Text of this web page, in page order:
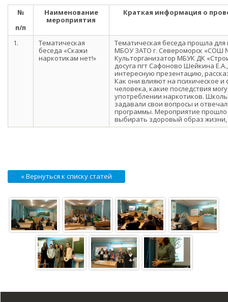
№
п/п
Наименование
мероприятия
Краткая информация о
1.
Тематическая
беседа «Скажи
наркотикам нет!»
Тематическая беседа прошла для
МБОУ ЗАТО г. Североморск «СОШ
Культорганизатор МБУК ДК
досуга пгт Сафоново Шейкина
интересную презентацию,
Как они влияют на психическое и
человека, какие последствия
употреблении наркотиков.
задавали свои вопросы и
программы. Мероприятие
выбирать здоровый образ жизни,
« Вернуться к списку статей